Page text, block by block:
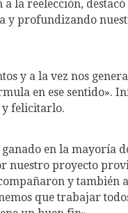
la reelección,
y profundizando
y a la vez nos
en ese sentido».
felicitarlo.
en la mayoría
nuestro proyecto
y también
que trabajar